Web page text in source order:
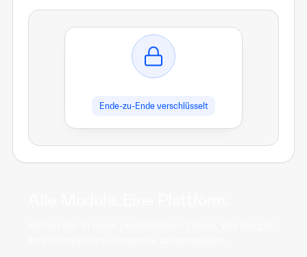
Ende-zu-Ende verschlüsselt